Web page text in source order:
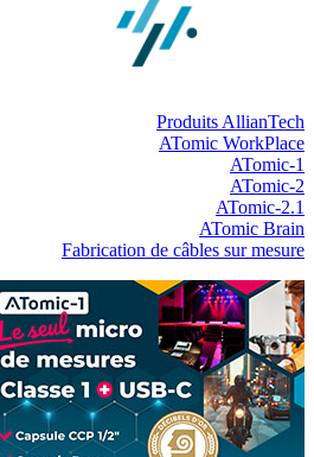
Produits AllianTech
ATomic WorkPlace
ATomic-1
ATomic-2
ATomic-2.1
ATomic Brain
Fabrication de câbles sur mesure